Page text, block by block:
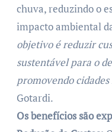
chuva, reduzindo o
impacto ambiental
objetivo é reduzir
sustentável para o
promovendo
Gotardi.
Os benefícios são